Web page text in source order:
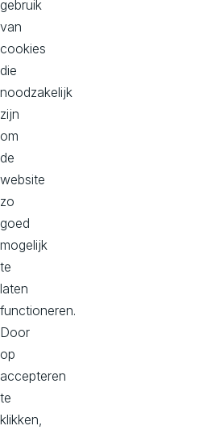
het
beste
bij
je
behoeftes?
Samen
brengen
we
jouw
wensen
in
kaart,
en
zoeken
we
jouw
perfecte
match.
We
helpen
gebruik
van
cookies
die
noodzakelijk
zijn
om
de
website
zo
goed
mogelijk
te
laten
functioneren.
Door
op
accepteren
te
klikken,